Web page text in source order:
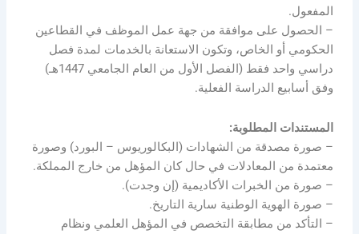
المفعول.
– الحصول على موافقة من جهة عمل الموظف في القطاعين
الحكومي أو الخاص، وتكون الاستعانة بالخدمات لمدة فصل
دراسي واحد فقط (الفصل الأول من العام الجامعي 1447هـ)
وفق أسابيع الدراسة الفعلية.
المستندات المطلوبة:
– صورة مصدقة من الشهادات (البكالوريوس – البورد) وصورة
معتمدة من المعادلات في حال كان المؤهل من خارج المملكة.
– صورة من الخبرات الأكاديمية (إن وجدت).
– صورة الهوية الوطنية سارية التاريخ.
– التأكد من مطابقة التخصص في المؤهل العلمي ونظام